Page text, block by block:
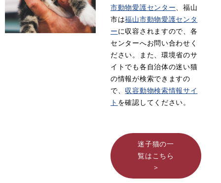
市動物愛護センター 、福山
市は福山市動物愛護センタ
ーに収容されますので、各
センターへお問い合わせく
ださい。また、環境省のサ
イトでも各自治体の迷い猫
の情報が検索できますの
で、 収容動物検索情報サイ
ト を確認してください。
迷子猫の一
覧はこちら
>